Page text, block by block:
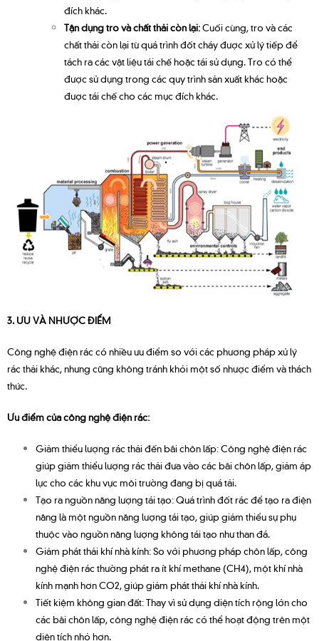
đích khác.
Tận dụng tro và chất thải còn lại:Cuối cùng, tro và các
chất thải còn lại từ quá trình đốt cháy được xử lý tiếp để
tách ra các vật liệu tái chế hoặc tái sử dụng. Tro có thể
được sử dụng trong các quy trình sản xuất khác hoặc
được tái chế cho các mục đích khác.
3. ƯU VÀ NHƯỢC ĐIỂM
Công nghệ điện rác có nhiều ưu điểm so với các phương pháp xử lý
rác thải khác, nhưng cũng không tránh khỏi một số nhược điểm và thách
thức.
Ưu điểm của công nghệ điện rác:
Giảm thiểu lượng rác thải đến bãi chôn lấp: Công nghệ điện rác
giúp giảm thiểu lượng rác thải đưa vào các bãi chôn lấp, giảm áp
lực cho các khu vực môi trường đang bị quá tải.
Tạo ra nguồn năng lượng tái tạo: Quá trình đốt rác để tạo ra điện
năng là một nguồn năng lượng tái tạo, giúp giảm thiểu sự phụ
thuộc vào nguồn năng lượng không tái tạo như than đá.
Giảm phát thải khí nhà kính: So với phương pháp chôn lấp, công
nghệ điện rác thường phát ra ít khí methane (CH4), một khí nhà
kính mạnh hơn CO2, giúp giảm phát thải khí nhà kính.
Tiết kiệm không gian đất: Thay vì sử dụng diện tích rộng lớn cho
các bãi chôn lấp, công nghệ điện rác có thể hoạt động trên một
diện tích nhỏ hơn.